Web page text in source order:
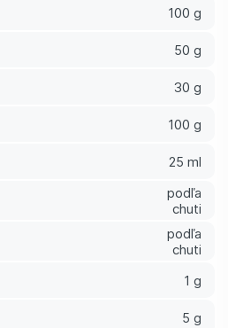
100 g
50 g
30 g
100 g
25 ml
podľa
chuti
podľa
chuti
1 g
5 g